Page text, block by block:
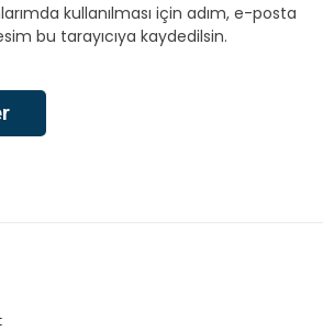
kullanılması için adım, e-posta
bu tarayıcıya kaydedilsin.